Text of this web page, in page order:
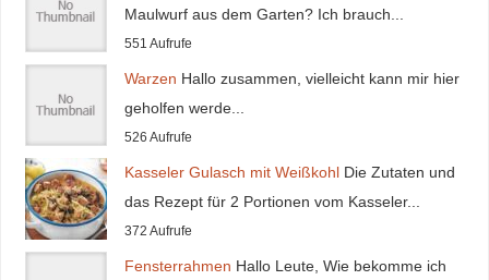
Maulwurf aus dem Garten? Ich brauch...
551 Aufrufe
Warzen Hallo zusammen, vielleicht kann mir hier
geholfen werde...
526 Aufrufe
Kasseler Gulasch mit Weißkohl Die Zutaten und
das Rezept für 2 Portionen vom Kasseler...
372 Aufrufe
Fensterrahmen Hallo Leute, Wie bekomme ich